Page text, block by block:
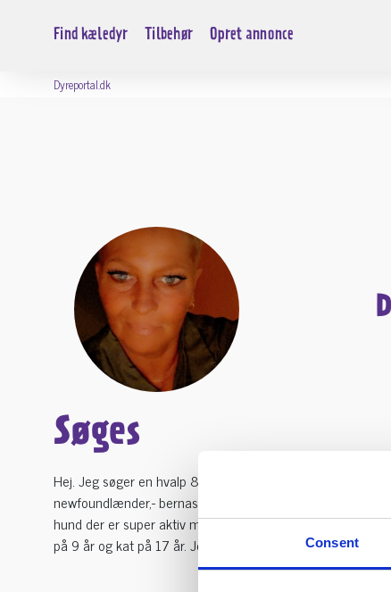
Consent
Find kæledyr Tilbehør Opret annonce
Dyreportal.dk
Søges
Hej. Jeg søger en hvalp 8 uger max 10 uger, ( ikke små
newfoundlænder,- bernasende - golden retriever eller
hund der er super aktiv men en der er mere rolig. Den
på 9 år og kat på 17 år. Jeg træffes på tlf 21733442 Mail